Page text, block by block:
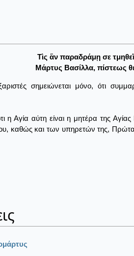
Τὶς ἂν παραδράμῃ σε
Μάρτυς Βασίλλα, πίστεως
σημειώνεται μόνο, ότι
η Αγία αύτη είναι η μητέρα της
καθώς και των υπηρετών της,